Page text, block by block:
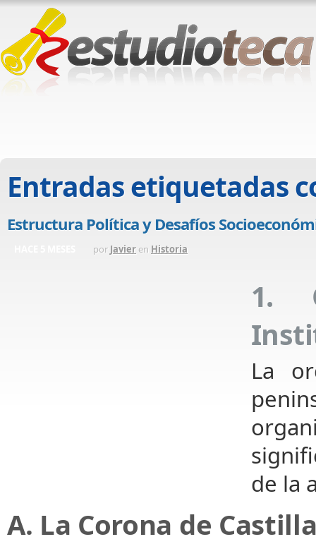
Entradas etiquetadas
Estructura Política y Desafíos
por Javier en Historia
1.
La
de la
A. La Corona de